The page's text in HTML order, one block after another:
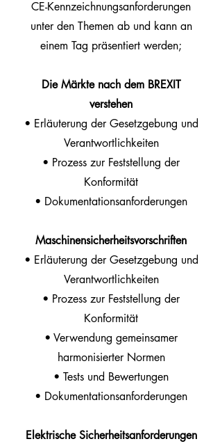
CE-Kennzeichnungsanforderungen
unter den Themen ab und kann an
einem Tag präsentiert werden;
Die Märkte nach dem BREXIT
verstehen
• Erläuterung der Gesetzgebung und
Verantwortlichkeiten
• Prozess zur Feststellung der
Konformität
• Dokumentationsanforderungen
Maschinensicherheitsvorschriften
• Erläuterung der Gesetzgebung und
Verantwortlichkeiten
• Prozess zur Feststellung der
Konformität
• Verwendung gemeinsamer
harmonisierter Normen
• Tests und Bewertungen
• Dokumentationsanforderungen
Elektrische Sicherheitsanforderungen